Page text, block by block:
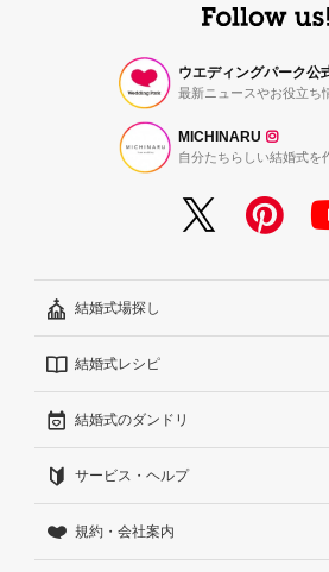
ウエディングパーク公
最新ニュースやお役立ち
MICHINARU
自分たちらしい結婚式を
結婚式場探し
エリアから探す
こだわりから探す
雰囲気から探す
見積りから探す
結婚式レシピ
結婚式準備レポート『ハナレポ』
結婚式当日の動画『ムビレポ』
結婚式のダンドリ
結婚準備ガイド
Wedding Park Magazine
サービス・ヘルプ
サイトコンセプト
規約・会社案内